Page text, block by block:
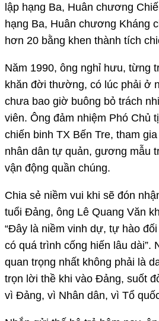
lập hạng Ba, Huân chương
hạng Ba, Huân chương Kháng
hơn 20 bằng khen thành tích
Năm 1990, ông nghỉ hưu, từng
khăn đời thường, có lúc phải ở
chưa bao giờ buông bỏ trách
viên. Ông đảm nhiệm Phó Chủ
chiến binh TX Bến Tre, tham
nhân dân tự quản, gương mẫu
vận động quần chúng.
Chia sẻ niềm vui khi sẽ đón
tuổi Đảng, ông Lê Quang Văn
“Đây là niềm vinh dự, tự hào
có quá trình cống hiến lâu dài”.
quan trọng nhất không phải là
trọn lời thề khi vào Đảng, suốt
vì Đảng, vì Nhân dân, vì Tổ